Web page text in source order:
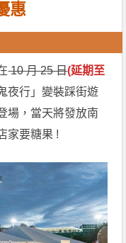
惠
10 月 25 日(延期至
夜行」變裝踩街遊
場，當天將發放南
家要糖果 !